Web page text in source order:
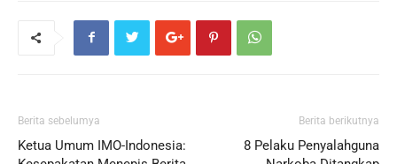
Berita sebelumya
Ketua Umum IMO-Indonesia:
Berita berikutnya
8 Pelaku Penyalahguna